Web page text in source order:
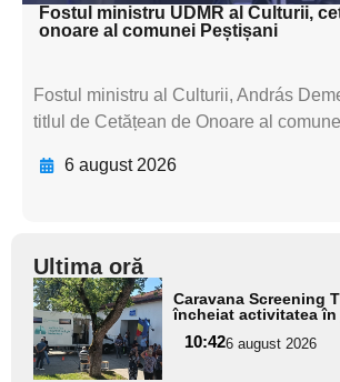
Fostul ministru UDMR al Culturii,
onoare al comunei Peștișani
Fostul ministru al Culturii, András
titlul de Cetățean de Onoare al
6 august 2026
Ultima oră
Adaugă
aici textul
pentru
subtitlu
Caravana Screening
încheiat activitatea
10:426 august 2026